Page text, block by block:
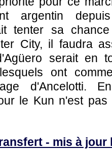
argentin
tenter sa
City, il faudra
serait en
ont
d'Ancelotti.
le Kun n'est pas
- mis à jour